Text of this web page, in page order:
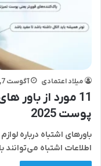
میلاد اعتمادی آگوست 7, 2025
11 مورد از باور
پوست 2025
باورهای اشتباه درباره
اطلاعات اشتباه می‌توانند